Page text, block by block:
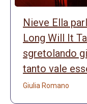
Nieve Ella
Long Will It
sgretolando
tanto vale
Giulia Romano